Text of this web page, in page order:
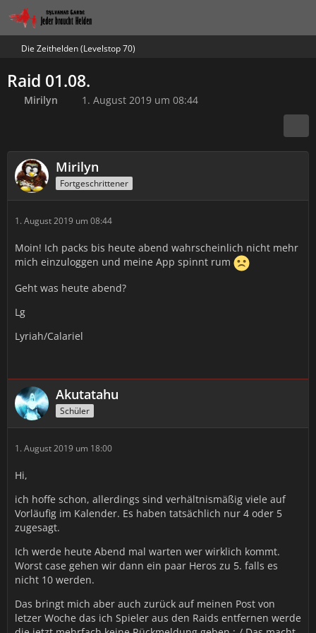
Die Zeithelden (Levelstop 70)
Raid 01.08.
Mirilyn 1. August 2019 um 08:44
Mirilyn
Fortgeschrittener
1. August 2019 um 08:44
Moin! Ich packs bis heute abend wahrscheinlich nicht mehr
mich einzuloggen und meine App spinnt rum
Geht was heute abend?
Lg
Lyriah/Calariel
Akutatahu
Schüler
1. August 2019 um 18:00
Hi,
ich hoffe schon, allerdings sind verhältnismäßig viele auf
Vorläufig im Kalender. Es haben tatsächlich nur 4 oder 5
zugesagt.
Ich werde heute Abend mal warten wer wirklich kommt.
Worst case gehen wir dann ein paar Heros zu 5. falls es
nicht 10 werden.
Das bringt mich aber auch zurück auf meinen Post von
letzer Woche das ich Spieler aus den Raids entfernen werde